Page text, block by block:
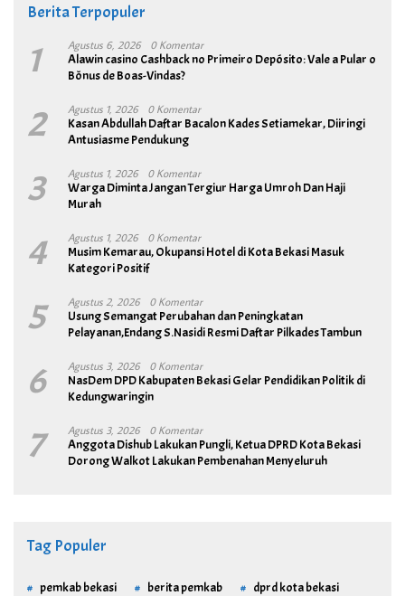
Berita Terpopuler
1 Agustus 6, 2026 0 Komentar
Alawin casino Cashback no Primeiro Depósito: Vale a Pular o
Bônus de Boas-Vindas?
2 Agustus 1, 2026 0 Komentar
Kasan Abdullah Daftar Bacalon Kades Setiamekar, Diiringi
Antusiasme Pendukung
3 Agustus 1, 2026 0 Komentar
Warga Diminta Jangan Tergiur Harga Umroh Dan Haji
Murah
4 Agustus 1, 2026 0 Komentar
Musim Kemarau, Okupansi Hotel di Kota Bekasi Masuk
Kategori Positif
5 Agustus 2, 2026 0 Komentar
Usung Semangat Perubahan dan Peningkatan
Pelayanan,Endang S.Nasidi Resmi Daftar Pilkades Tambun
6 Agustus 3, 2026 0 Komentar
NasDem DPD Kabupaten Bekasi Gelar Pendidikan Politik di
Kedungwaringin
7 Agustus 3, 2026 0 Komentar
Anggota Dishub Lakukan Pungli, Ketua DPRD Kota Bekasi
Dorong Walkot Lakukan Pembenahan Menyeluruh
Tag Populer
pemkab bekasi berita pemkab dprd kota bekasi